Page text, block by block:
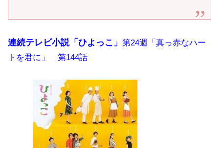
連続テレビ小説「ひよっこ」 第24週「真っ赤なハー
トを君に」 第144話